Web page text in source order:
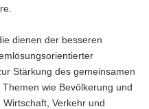
dienen der besseren
Stärkung des gemeinsamen
wie Bevölkerung und
Verkehr und